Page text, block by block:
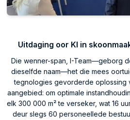
Uitdaging oor KI in
Die wenner-span, I-Team—geborg
dieselfde naam—het die mees
tegnologies gevorderde oplossing
aangebied: om optimale
elk 300 000 m² te verseker, wat 16
deur slegs 60 personeellede